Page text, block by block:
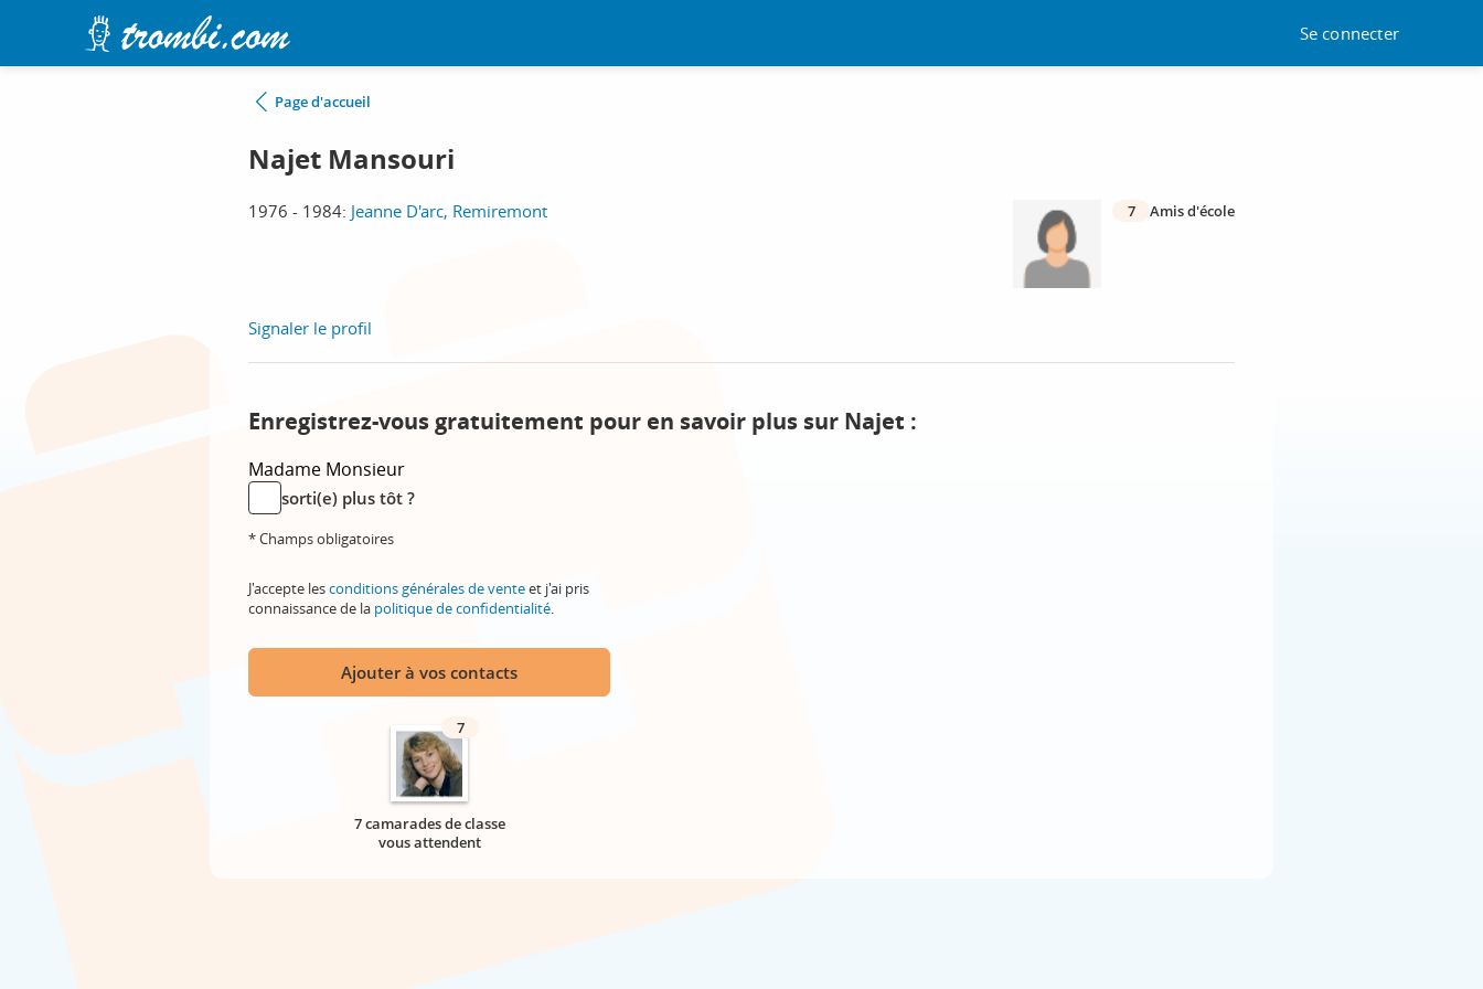
Se connecter
Page d'accueil
Najet Mansouri
1976 - 1984: Jeanne D'arc, Remiremont 7 Amis d'école
Signaler le profil
Enregistrez-vous gratuitement pour en savoir plus sur Najet :
Madame Monsieur
sorti(e) plus tôt ?
* Champs obligatoires
J'accepte lesconditions générales de venteet j'ai pris
connaissance de la politique de confidentialité.
Ajouter à vos contacts
7
7 camarades de classe
vous attendent